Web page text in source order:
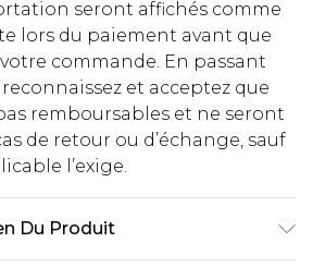
seront affichés comme
lors du paiement avant que
commande. En passant
et acceptez que
remboursables et ne seront
de retour ou d’échange, sauf
l’exige.
Du Produit